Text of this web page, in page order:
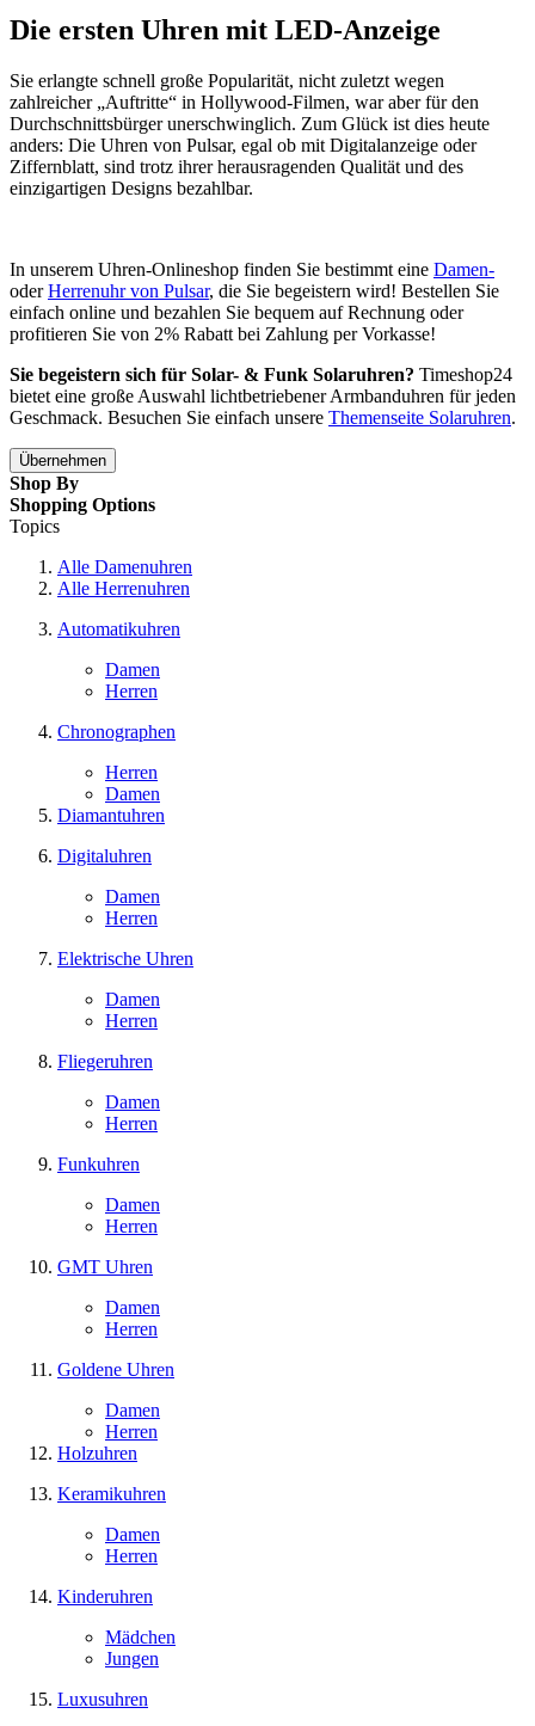
Die ersten Uhren mit LED-Anzeige
Sie erlangte schnell große Popularität, nicht zuletzt wegen
zahlreicher „Auftritte“ in Hollywood-Filmen, war aber für den
Durchschnittsbürger unerschwinglich. Zum Glück ist dies heute
anders: Die Uhren von Pulsar, egal ob mit Digitalanzeige oder
Ziffernblatt, sind trotz ihrer herausragenden Qualität und des
einzigartigen Designs bezahlbar.
In unserem Uhren-Onlineshop finden Sie bestimmt eine Damen-
oderHerrenuhr von Pulsar, die Sie begeistern wird! Bestellen Sie
einfach online und bezahlen Sie bequem auf Rechnung oder
profitieren Sie von 2% Rabatt bei Zahlung per Vorkasse!
Sie begeistern sich für Solar- & Funk Solaruhren? Timeshop24
bietet eine große Auswahl lichtbetriebener Armbanduhren für jeden
Geschmack. Besuchen Sie einfach unsere Themenseite Solaruhren.
Übernehmen
Shop By
Shopping Options
Topics
Alle Damenuhren
Alle Herrenuhren
Automatikuhren
Damen
Herren
Chronographen
Herren
Damen
Diamantuhren
Digitaluhren
Damen
Herren
Elektrische Uhren
Damen
Herren
Fliegeruhren
Damen
Herren
Funkuhren
Damen
Herren
GMT Uhren
Damen
Herren
Goldene Uhren
Damen
Herren
Holzuhren
Keramikuhren
Damen
Herren
Kinderuhren
Mädchen
Jungen
Luxusuhren